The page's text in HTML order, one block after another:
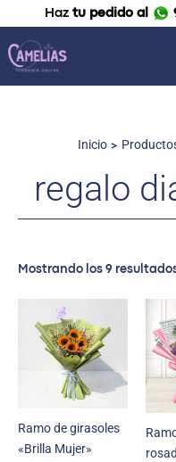
al
contenido
Haz tu pedido al
Inicio
regalo
Mostrando los 9
Ramo de girasoles
«Brilla Mujer»